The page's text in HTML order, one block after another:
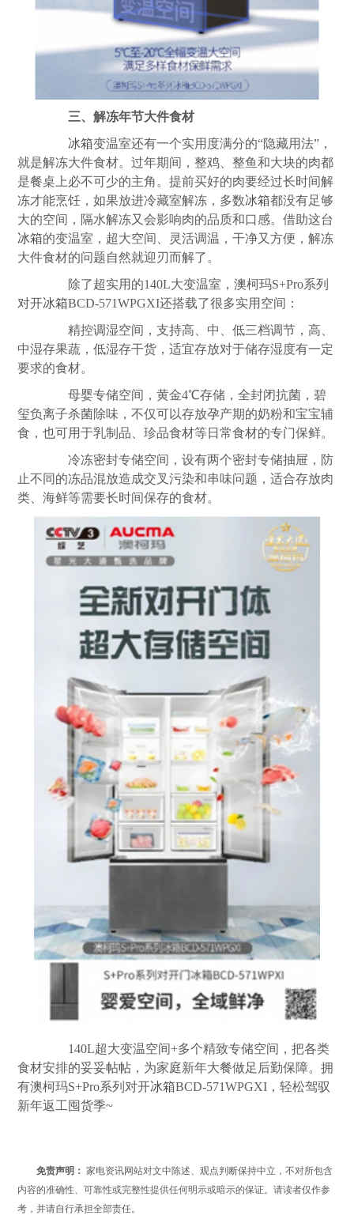
三、解冻年节大件食材
冰箱变温室还有一个实用度满分的“隐藏用法”，
就是解冻大件食材。过年期间，整鸡、整鱼和大块的肉都
是餐桌上必不可少的主角。提前买好的肉要经过长时间解
冻才能烹饪，如果放进冷藏室解冻，多数冰箱都没有足够
大的空间，隔水解冻又会影响肉的品质和口感。借助这台
冰箱的变温室，超大空间、灵活调温，干净又方便，解冻
大件食材的问题自然就迎刃而解了。
除了超实用的140L大变温室，澳柯玛S+Pro系列
对开冰箱BCD-571WPGXI还搭载了很多实用空间：
精控调湿空间，支持高、中、低三档调节，高、
中湿存果蔬，低湿存干货，适宜存放对于储存湿度有一定
要求的食材。
母婴专储空间，黄金4℃存储，全封闭抗菌，碧
玺负离子杀菌除味，不仅可以存放孕产期的奶粉和宝宝辅
食，也可用于乳制品、珍品食材等日常食材的专门保鲜。
冷冻密封专储空间，设有两个密封专储抽屉，防
止不同的冻品混放造成交叉污染和串味问题，适合存放肉
类、海鲜等需要长时间保存的食材。
140L超大变温空间+多个精致专储空间，把各类
食材安排的妥妥帖帖，为家庭新年大餐做足后勤保障。拥
有澳柯玛S+Pro系列对开冰箱BCD-571WPGXI，轻松驾驭
新年返工囤货季~
免责声明： 家电资讯网站对文中陈述、观点判断保持中立，不对所包含
内容的准确性、可靠性或完整性提供任何明示或暗示的保证。请读者仅作参
考，并请自行承担全部责任。